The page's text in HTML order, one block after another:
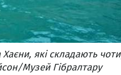
які складають
Музей Гібралтару